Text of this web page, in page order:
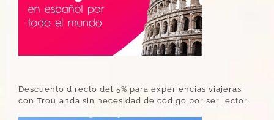
Descuento directo del 5% para experiencias viajeras
con Troulanda sin necesidad de código por ser lector